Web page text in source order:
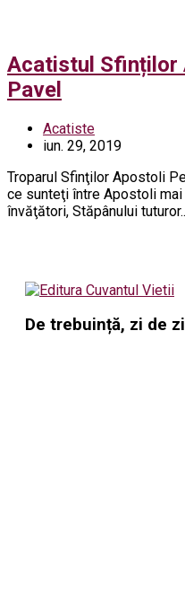
Acatistul Sfinților
Pavel
Acatiste
iun. 29, 2019
Troparul Sfinţilor Apostoli
ce sunteţi între Apostoli
învăţători, Stăpânului
De trebuință, zi de zi